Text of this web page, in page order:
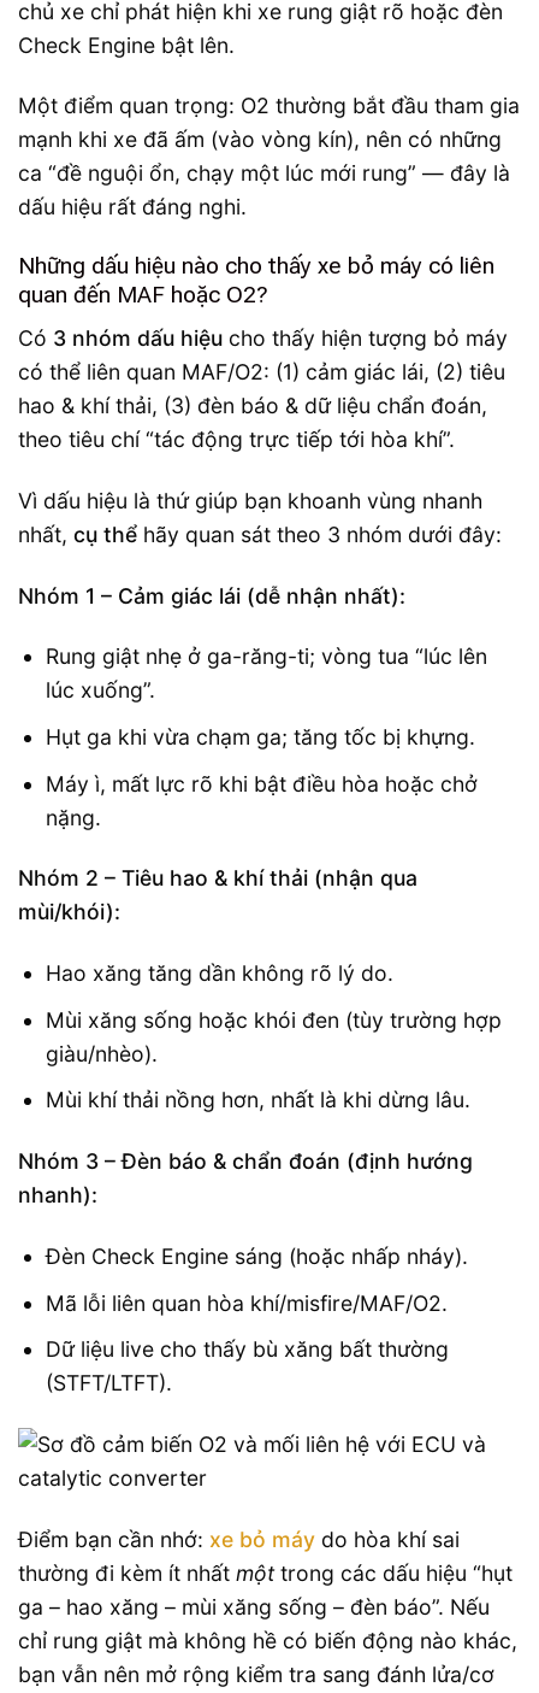
chủ xe chỉ phát hiện khi xe rung giật rõ hoặc đèn
Check Engine bật lên.
Một điểm quan trọng: O2 thường bắt đầu tham gia
mạnh khi xe đã ấm (vào vòng kín), nên có những
ca “đề nguội ổn, chạy một lúc mới rung” — đây là
dấu hiệu rất đáng nghi.
Những dấu hiệu nào cho thấy xe bỏ máy có liên
quan đến MAF hoặc O2?
Có 3 nhóm dấu hiệu cho thấy hiện tượng bỏ máy
có thể liên quan MAF/O2: (1) cảm giác lái, (2) tiêu
hao & khí thải, (3) đèn báo & dữ liệu chẩn đoán,
theo tiêu chí “tác động trực tiếp tới hòa khí”.
Vì dấu hiệu là thứ giúp bạn khoanh vùng nhanh
nhất, cụ thể hãy quan sát theo 3 nhóm dưới đây:
Nhóm 1 – Cảm giác lái (dễ nhận nhất):
Rung giật nhẹ ở ga-răng-ti; vòng tua “lúc lên
lúc xuống”.
Hụt ga khi vừa chạm ga; tăng tốc bị khựng.
Máy ì, mất lực rõ khi bật điều hòa hoặc chở
nặng.
Nhóm 2 – Tiêu hao & khí thải (nhận qua
mùi/khói):
Hao xăng tăng dần không rõ lý do.
Mùi xăng sống hoặc khói đen (tùy trường hợp
giàu/nhèo).
Mùi khí thải nồng hơn, nhất là khi dừng lâu.
Nhóm 3 – Đèn báo & chẩn đoán (định hướng
nhanh):
Đèn Check Engine sáng (hoặc nhấp nháy).
Mã lỗi liên quan hòa khí/misfire/MAF/O2.
Dữ liệu live cho thấy bù xăng bất thường
(STFT/LTFT).
Điểm bạn cần nhớ: xe bỏ máy do hòa khí sai
thường đi kèm ít nhất mộttrong các dấu hiệu “hụt
ga – hao xăng – mùi xăng sống – đèn báo”. Nếu
chỉ rung giật mà không hề có biến động nào khác,
bạn vẫn nên mở rộng kiểm tra sang đánh lửa/cơ